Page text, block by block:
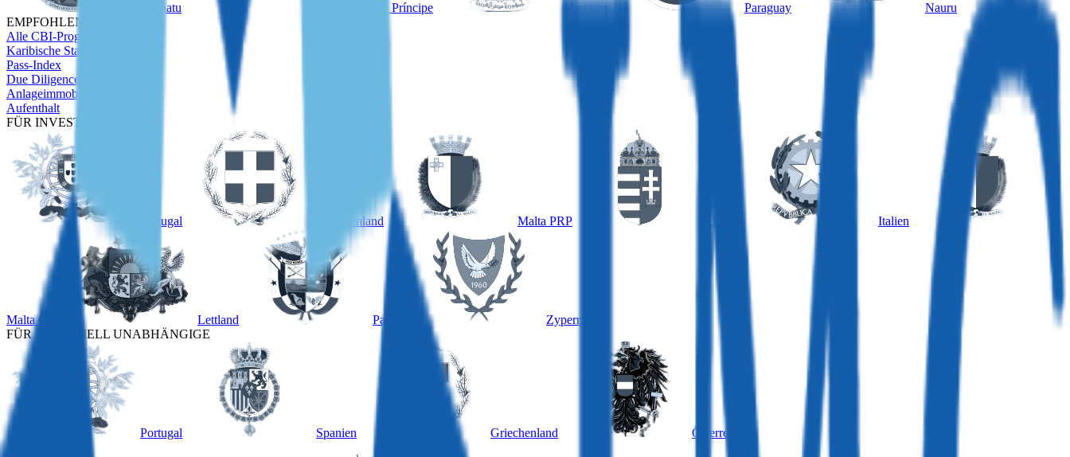
Vanuatu São Tomé und Príncipe Ägypten Paraguay
Nauru
EMPFOHLEN
Alle CBI-Programme
Karibische Staatsbürgerschaft
Pass-Index
Due Diligence
Anlageimmobilien
Aufenthalt
FÜR INVESTOREN
Portugal Griechenland Malta PRP Ungarn Italien
Malta GRP Lettland Panama
Zypern
FÜR FINANZIELL UNABHÄNGIGE
Portugal Spanien Griechenland
Österreich
ANDERE